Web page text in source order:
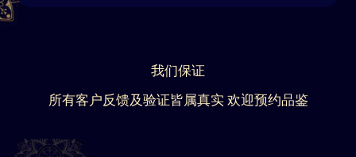
我们保证
所有客户反馈及验证皆属真实 欢迎预约品鉴